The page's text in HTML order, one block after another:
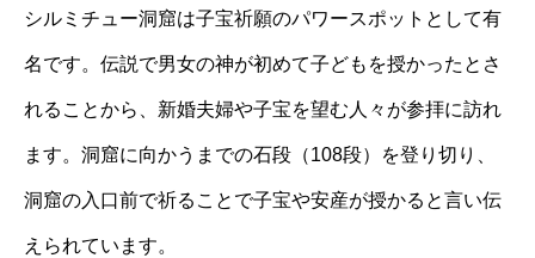
シルミチュー洞窟は子宝祈願のパワースポットとして有
名です。伝説で男女の神が初めて子どもを授かったとさ
れることから、新婚夫婦や子宝を望む人々が参拝に訪れ
ます。洞窟に向かうまでの石段（108段）を登り切り、
洞窟の入口前で祈ることで子宝や安産が授かると言い伝
えられています。